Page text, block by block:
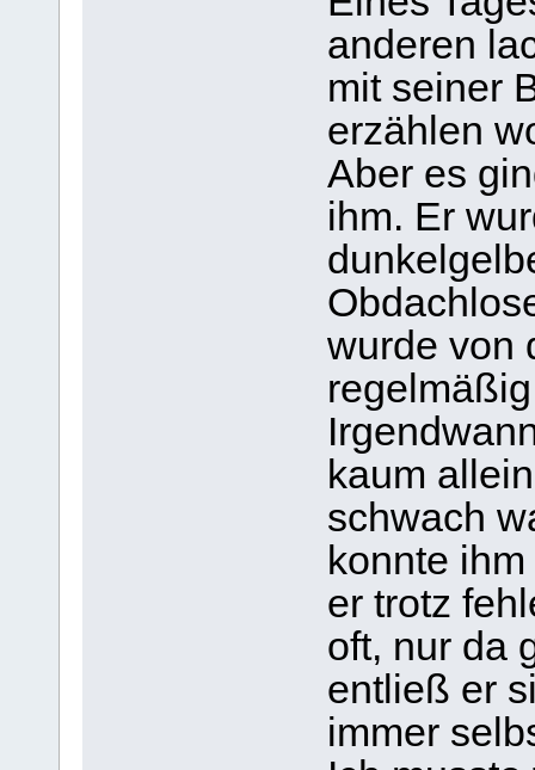
anderen
mit seiner
erzählen
Aber es
ihm. Er
wurde von
kaum
schwach
konnte
er trotz
oft, nur da
entließ er
immer